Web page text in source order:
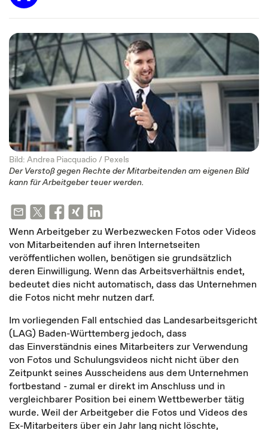
Bild: Andrea Piacquadio / Pexels
Der Verstoß gegen Rechte der Mitarbeitenden am eigenen Bild
kann für Arbeitgeber teuer werden.
Wenn Arbeitgeber zu Werbezwecken Fotos oder Videos
von Mitarbeitenden auf ihren Internetseiten
veröffentlichen wollen, benötigen sie grundsätzlich
deren Einwilligung. Wenn das Arbeitsverhältnis endet,
bedeutet dies nicht automatisch, dass das Unternehmen
die Fotos nicht mehr nutzen darf.
Im vorliegenden Fall entschied das Landesarbeitsgericht
(LAG) Baden-Württemberg jedoch, dass
das Einverständnis eines Mitarbeiters zur Verwendung
von Fotos und Schulungsvideos nicht nicht über den
Zeitpunkt seines Ausscheidens aus dem Unternehmen
fortbestand - zumal er direkt im Anschluss und in
vergleichbarer Position bei einem Wettbewerber tätig
wurde. Weil der Arbeitgeber die Fotos und Videos des
Ex-Mitarbeiters über ein Jahr lang nicht löschte,